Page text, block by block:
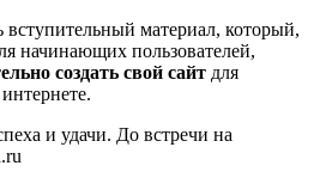
вступительный материал, который,
начинающих пользователей,
создать свой сайт для
и удачи. До встречи на